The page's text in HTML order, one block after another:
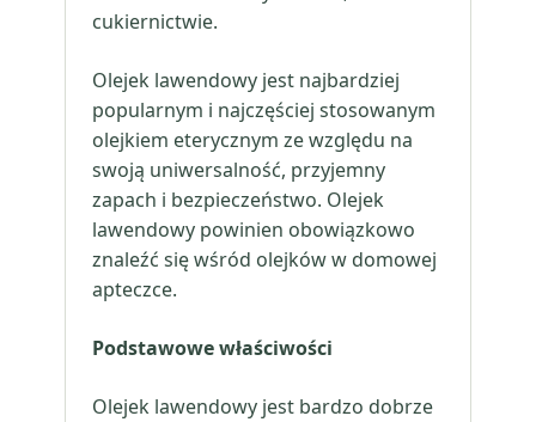
cukiernictwie.
Olejek lawendowy jest najbardziej
popularnym i najczęściej stosowanym
olejkiem eterycznym ze względu na
swoją uniwersalność, przyjemny
zapach i bezpieczeństwo. Olejek
lawendowy powinien obowiązkowo
znaleźć się wśród olejków w domowej
apteczce.
Podstawowe właściwości
Olejek lawendowy jest bardzo dobrze